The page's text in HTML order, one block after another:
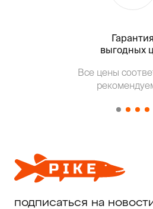
Гарантия
выгодных
Все цены
подписаться на